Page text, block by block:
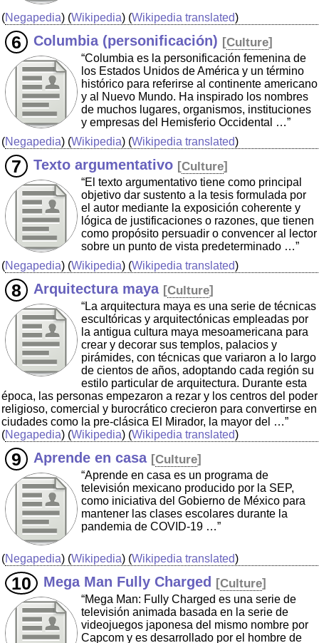
(Negapedia) (Wikipedia) (Wikipedia translated)
Columbia (personificación) [Culture]
“Columbia es la personificación femenina de
los Estados Unidos de América y un término
histórico para referirse al continente americano
y al Nuevo Mundo. Ha inspirado los nombres
de muchos lugares, organismos, instituciones
y empresas del Hemisferio Occidental …”
(Negapedia) (Wikipedia) (Wikipedia translated)
Texto argumentativo [Culture]
“El texto argumentativo tiene como principal
objetivo dar sustento a la tesis formulada por
el autor mediante la exposición coherente y
lógica de justificaciones o razones, que tienen
como propósito persuadir o convencer al lector
sobre un punto de vista predeterminado …”
(Negapedia) (Wikipedia) (Wikipedia translated)
Arquitectura maya [Culture]
“La arquitectura maya es una serie de técnicas
escultóricas y arquitectónicas empleadas por
la antigua cultura maya mesoamericana para
crear y decorar sus templos, palacios y
pirámides, con técnicas que variaron a lo largo
de cientos de años, adoptando cada región su
estilo particular de arquitectura. Durante esta
época, las personas empezaron a rezar y los centros del poder
religioso, comercial y burocrático crecieron para convertirse en
ciudades como la pre-clásica El Mirador, la mayor del …”
(Negapedia) (Wikipedia) (Wikipedia translated)
Aprende en casa [Culture]
“Aprende en casa es un programa de
televisión mexicano producido por la SEP,
como iniciativa del Gobierno de México para
mantener las clases escolares durante la
pandemia de COVID-19 …”
(Negapedia) (Wikipedia) (Wikipedia translated)
Mega Man Fully Charged [Culture]
“Mega Man: Fully Charged es una serie de
televisión animada basada en la serie de
videojuegos japonesa del mismo nombre por
Capcom y es desarrollado por el hombre de